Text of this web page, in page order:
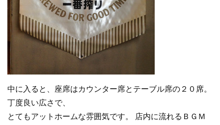
中に入ると、座席はカウンター席とテーブル席の２０席。
丁度良い広さで、
とてもアットホームな雰囲気です。 店内に流れるＢＧＭ